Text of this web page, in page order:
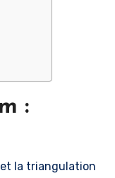
:
la triangulation